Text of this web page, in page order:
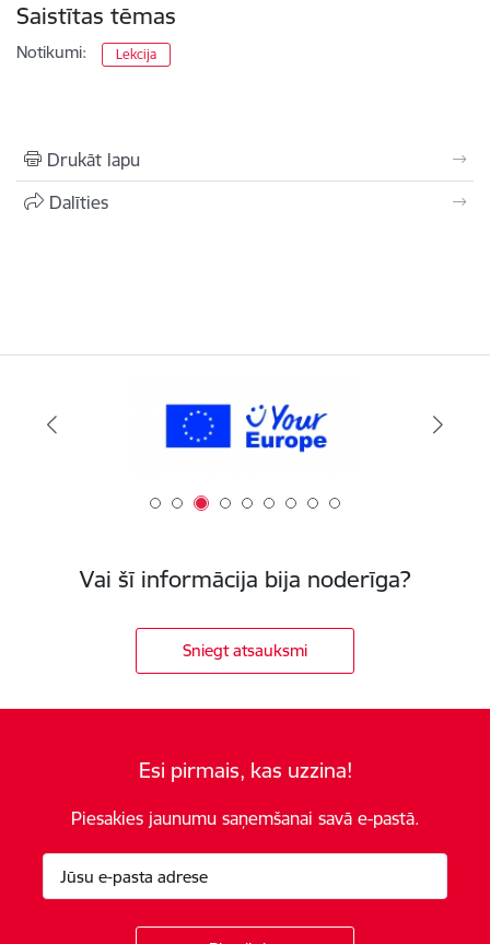
Saistītas tēmas
Notikumi: Lekcija
Drukāt lapu
Dalīties
Vai šī informācija bija noderīga?
Sniegt atsauksmi
Esi pirmais, kas uzzina!
Piesakies jaunumu saņemšanai savā e-pastā.